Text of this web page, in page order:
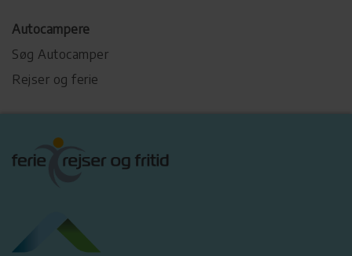
Autocampere
Søg Autocamper
Rejser og ferie